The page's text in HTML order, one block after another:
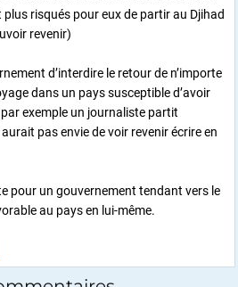
risqués pour eux de partir au Djihad
revenir)
d’interdire le retour de n’importe
dans un pays susceptible d’avoir
exemple un journaliste partit
pas envie de voir revenir écrire en
pour un gouvernement tendant vers le
au pays en lui-même.